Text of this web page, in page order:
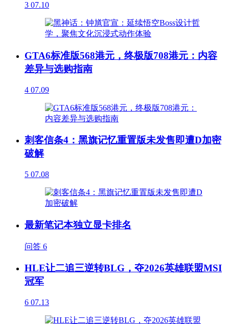
3 07.10
GTA6标准版568港元，终极版708港元：内容
差异与选购指南
4 07.09
刺客信条4：黑旗记忆重置版未发售即遭D加密
破解
5 07.08
最新笔记本独立显卡排名
问答 6
HLE让二追三逆转BLG，夺2026英雄联盟MSI
冠军
6 07.13